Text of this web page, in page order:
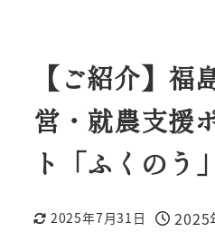
【ご紹介】福
営・就農支援
ト「ふくのう」
更新日
2025年7月31日
投稿日
2025